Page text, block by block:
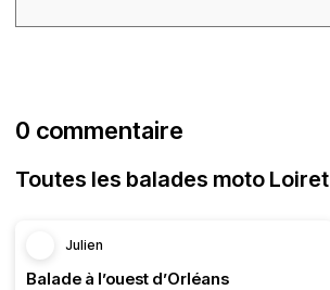
0 commentaire
Toutes les balades moto Loiret
Julien
Balade à l’ouest d’Orléans